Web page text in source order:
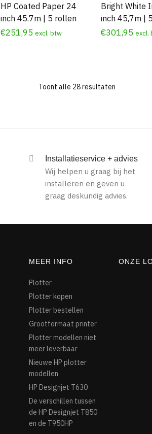
HP Coated Paper 24
inch 45.7m | 5 rollen
€251,95 excl. btw
Bright White
inch 45,7m |
€301,95 excl.
Toont alle 28 resultaten
Installatieservice + advies
Wij helpen u graag bij het
installeren en geven u
graag deskundig advies.
MEER INFO
Plotter
Plotter kopen
Plotter bestellen
Grootformaat printer
Plotter modellen niet
meer leverbaar
Nieuwe HP plotter
modellen
HP Designjet T630
De verschillen tussen
de HP Designjet T850
en de T950HP
ONZE